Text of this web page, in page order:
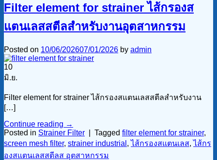
Filter element for strainer ไส้กรองส
แตนเลสสตีลสำหรับงานอุตสาหกรรม
Posted on 10/06/202607/01/2026 by admin
10
มิ.ย.
Filter element for strainer ไส้กรองสแตนเลสสตีลสำหรับงาน
[…]
Continue reading →
Posted in Strainer Filter Tagged filter element for strainer,
screen mesh filter, strainer industrial ,ไส้กรองสแตนเลส,ไส้กร
องสแตนเลสสตีลส อุตสาหกรรม